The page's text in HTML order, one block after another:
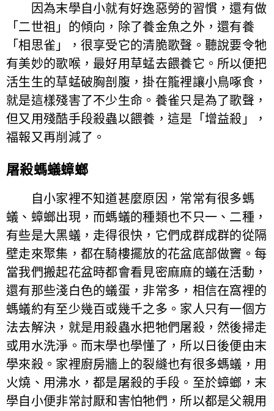
因為末學自小就有好逸惡勞的習慣，還有做
「二世祖」的傾向，除了養金魚之外，還有養
「相思雀」，很享受它的清脆歌聲。聽說要令牠
有美妙的歌喉，最好用草蜢去餵養它。所以便把
活生生的草蜢破胸剖腹，掛在籠裡讓小鳥啄食，
就是這樣殘害了不少生命。養雀只是為了歌聲，
但又用殘酷手段殺蟲以餵養，這是「增益殺」，
福報又再削減了。
屠殺螞蟻蟑螂
自小家裡不知道甚麼原因，常常有很多螞
蟻、蟑螂出現，而螞蟻的種類也不只一、二種，
有些是大黑蟻，走得很快，它們成群成群的從隔
壁走來聚集，都在騎樓擺放的花盆底部做竇。每
當我們搬起花盆時都會看見密麻麻的蟻在活動，
還有那些淺白色的蟻蛋，非常多，相信在窩裡的
螞蟻約有至少幾百或幾千之多。家人只有一個方
法去解決，就是用殺蟲水把牠們屠殺，然後掃走
或用水洗淨。而末學也學懂了，所以日後便由末
學來殺。家裡廚房牆上的裂縫也有很多螞蟻，用
火燒、用沸水，都是屠殺的手段。至於蟑螂，末
學自小便非常討厭和害怕牠們，所以都是父親用